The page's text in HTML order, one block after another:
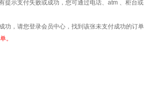
示支付失败或成功，您可通过电话、atm 、柜台
，请您登录会员中心，找到该张未支付成功的订单
。